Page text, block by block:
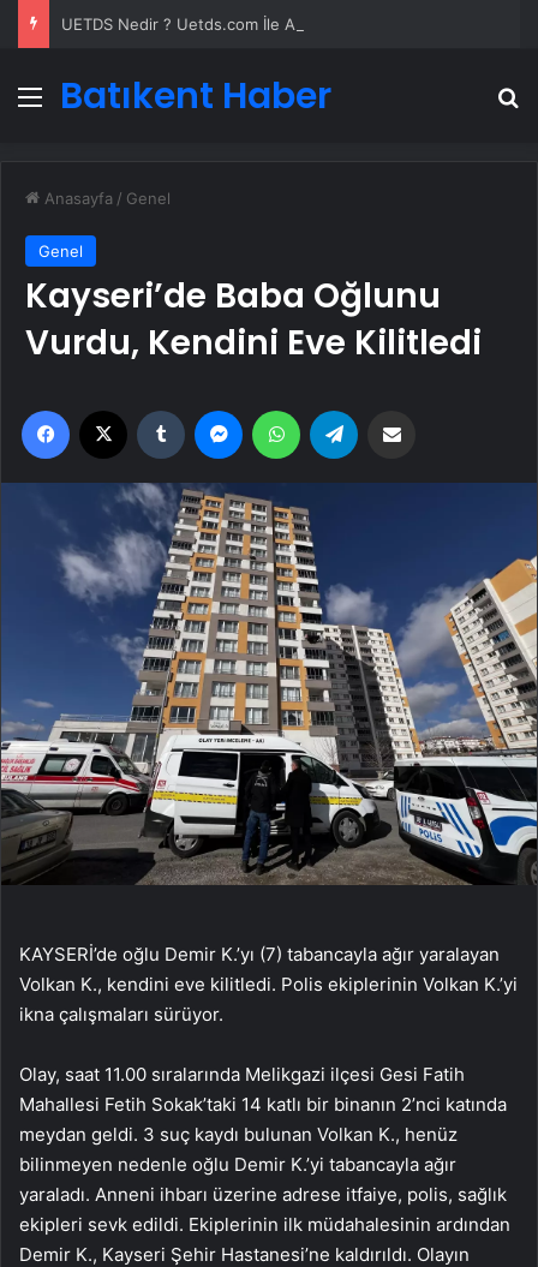
Menü
Batıkent Haber
Anasayfa / Genel
Genel
Kayseri’de Baba Oğlunu
Vurdu, Kendini Eve Kilitledi
Facebook Tumblr MessengerWhatsApp
KAYSERİ’de oğlu Demir K.’yı (7) tabancayla ağır yaralayan
Volkan K., kendini eve kilitledi. Polis ekiplerinin Volkan K.’yi
ikna çalışmaları sürüyor.
Olay, saat 11.00 sıralarında Melikgazi ilçesi Gesi Fatih
Mahallesi Fetih Sokak’taki 14 katlı bir binanın 2’nci katında
meydan geldi. 3 suç kaydı bulunan Volkan K., henüz
bilinmeyen nedenle oğlu Demir K.’yi tabancayla ağır
yaraladı. Anneni ihbarı üzerine adrese itfaiye, polis, sağlık
ekipleri sevk edildi. Ekiplerinin ilk müdahalesinin ardından
Demir K., Kayseri Şehir Hastanesi’ne kaldırıldı. Olayın